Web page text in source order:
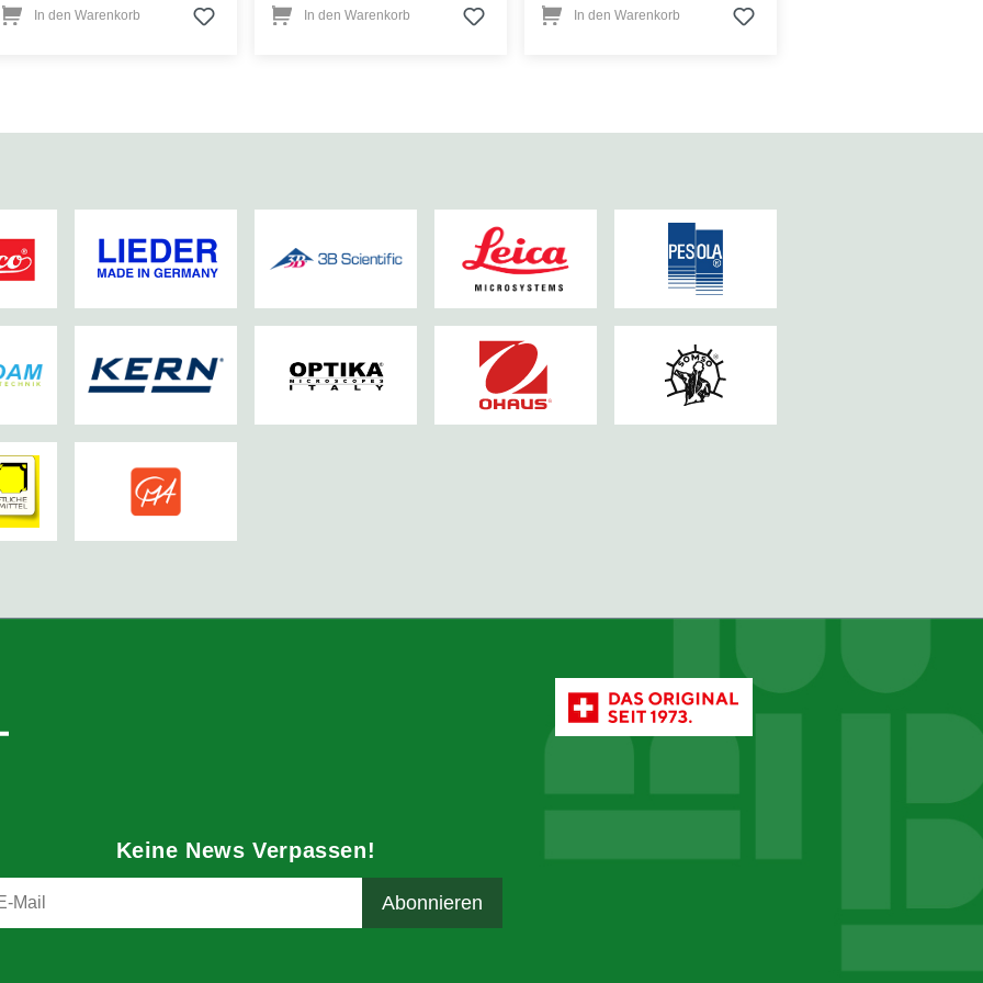
In den Warenkorb In den Warenkorb In den Warenkorb
Keine News Verpassen!